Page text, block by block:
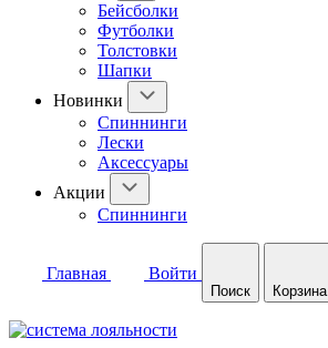
Бейсболки
Футболки
Толстовки
Шапки
Новинки
Спиннинги
Лески
Аксессуары
Акции
Спиннинги
Главная Войти
Поиск Корзина